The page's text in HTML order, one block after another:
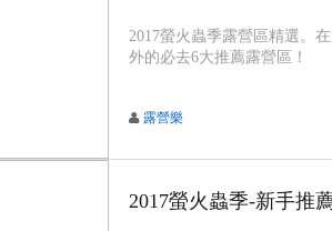
2017螢火蟲季露營區精選。
外的必去6大推薦露營區！
露營樂
2017螢火蟲季-新手推